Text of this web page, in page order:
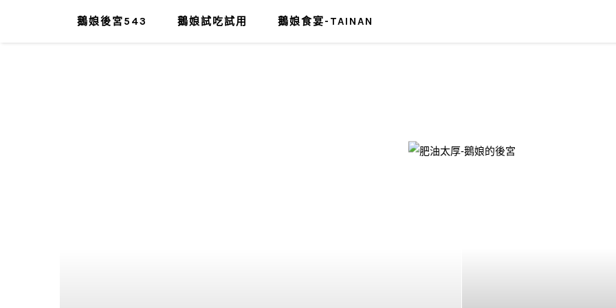
鵝娘後宮543 鵝娘試吃試用 鵝娘食宴-TAINAN
肥油太厚-鵝娘的後宮